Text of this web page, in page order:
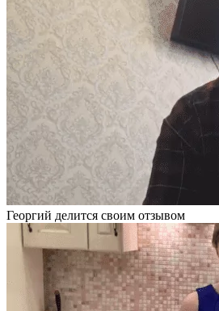
Георгий делится своим отзывом